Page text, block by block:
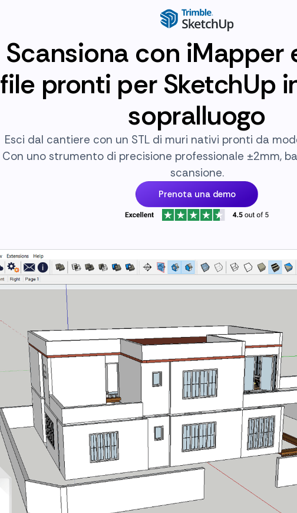
Scansiona con iMapper
file pronti per SketchUp
sopralluogo
Esci dal cantiere con un STL di muri nativi pronti da
Con uno strumento di precisione professionale ±2mm,
scansione.
Prenota una demo